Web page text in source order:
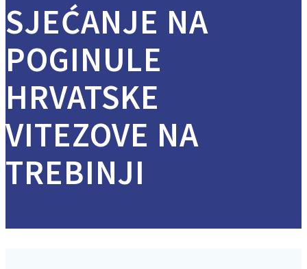
SJEĆANJE NA
POGINULE
HRVATSKE
VITEZOVE NA
TREBINJI